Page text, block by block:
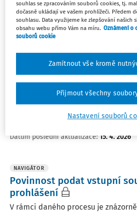
JUDr. Marek Vrbík,Ing. Lenka
Datum poslední aktualizace:15. 4. 2026
NAVIGÁTOR
Případy, kdy se věc týkající
prominutí cla postoupí
Případy, kdy se věc týkající se
cla postoupí Komisi.
Datum poslední aktualizace: 15. 4. 2026
NAVIGÁTOR
Povinnost podat vstupní
prohlášení
V rámci daného procesu je
souhlas se zpracováním souborů cookies, tj.
dočasně ukládají ve vašem prohlížeči. Předem
souhlasu. Data využijeme ke zlepšování našich
obsahu webu přímo Vám na míru. Oznámení o
souborů cookie
Nastavení souborů
Zamítnout vše kromě
Přijmout všechny